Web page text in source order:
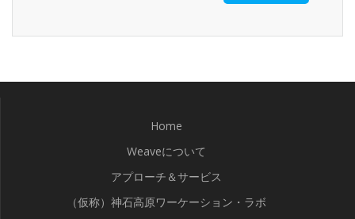
Home
Weaveについて
アプローチ＆サービス
（仮称）神石高原ワーケーション・ラボ